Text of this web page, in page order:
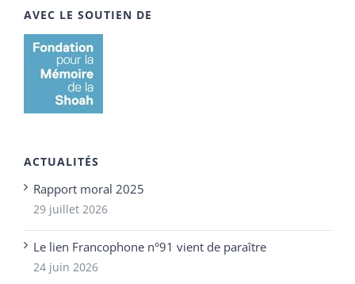
AVEC LE SOUTIEN DE
ACTUALITÉS
Rapport moral 2025
29 juillet 2026
Le lien Francophone n°91 vient de paraître
24 juin 2026